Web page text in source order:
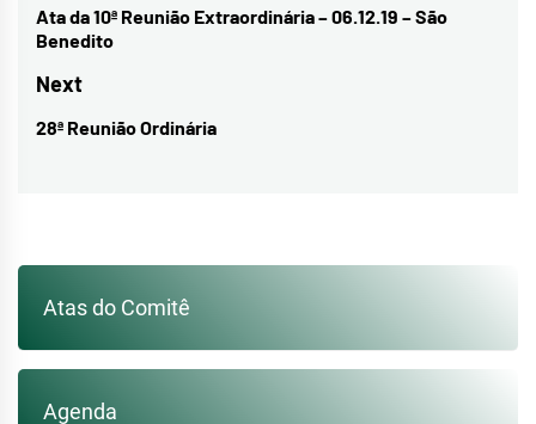
de
Previous
post:
Ata da 10ª Reunião Extraordinária – 06.12.19 – São
Benedito
Next
Next
28ª Reunião Ordinária
Atas do Comitê
Agenda